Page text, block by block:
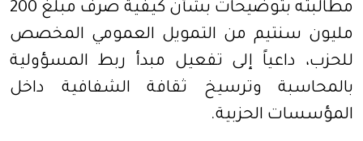
مطالبته بتوضيحات بشأن كيفية صرف مبلغ 200
مليون سنتيم من التمويل العمومي المخصص
للحزب، داعياً إلى تفعيل مبدأ ربط المسؤولية
بالمحاسبة وترسيخ ثقافة الشفافية داخل
المؤسسات الحزبية.